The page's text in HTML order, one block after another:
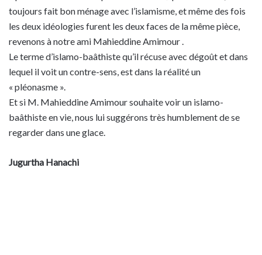
toujours fait bon ménage avec l’islamisme, et même des fois
les deux idéologies furent les deux faces de la même pièce,
revenons à notre ami Mahieddine Amimour .
Le terme d’islamo-baâthiste qu’il récuse avec dégoût et dans
lequel il voit un contre-sens, est dans la réalité un
« pléonasme ».
Et si M. Mahieddine Amimour souhaite voir un islamo-
baâthiste en vie, nous lui suggérons très humblement de se
regarder dans une glace.
Jugurtha Hanachi